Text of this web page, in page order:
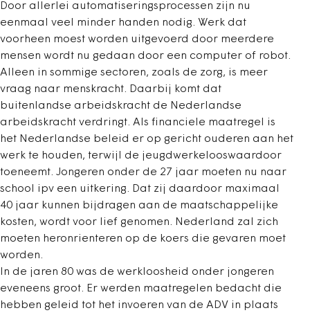
Door allerlei automatiseringsprocessen zijn nu
eenmaal veel minder handen nodig. Werk dat
voorheen moest worden uitgevoerd door meerdere
mensen wordt nu gedaan door een computer of robot.
Alleen in sommige sectoren, zoals de zorg, is meer
vraag naar menskracht. Daarbij komt dat
buitenlandse arbeidskracht de Nederlandse
arbeidskracht verdringt. Als financiele maatregel is
het Nederlandse beleid er op gericht ouderen aan het
werk te houden, terwijl de jeugdwerkelooswaardoor
toeneemt. Jongeren onder de 27 jaar moeten nu naar
school ipv een uitkering. Dat zij daardoor maximaal
40 jaar kunnen bijdragen aan de maatschappelijke
kosten, wordt voor lief genomen. Nederland zal zich
moeten heronrienteren op de koers die gevaren moet
worden.
In de jaren 80 was de werkloosheid onder jongeren
eveneens groot. Er werden maatregelen bedacht die
hebben geleid tot het invoeren van de ADV in plaats